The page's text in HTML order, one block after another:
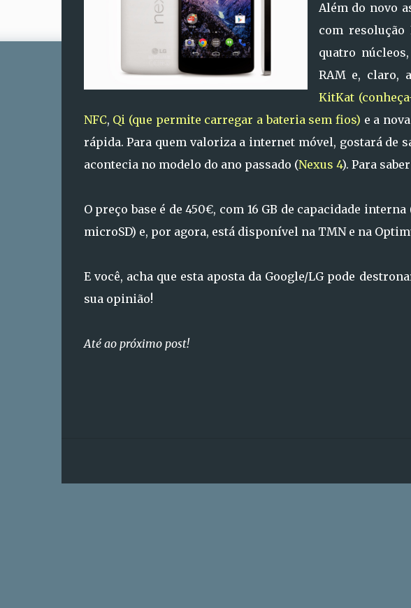
Além do novo
com resolução
quatro
RAM e, claro,
KitKat
NFC, Qi (que permite carregar a bateria sem fios) e a
rápida. Para quem valoriza a internet móvel, gostará de
acontecia no modelo do ano passado (Nexus 4). Para
O preço base é de 450€, com 16 GB de capacidade
microSD) e, por agora, está disponível na TMN e na
E você, acha que esta aposta da Google/LG pode
sua opinião!
Até ao próximo post!